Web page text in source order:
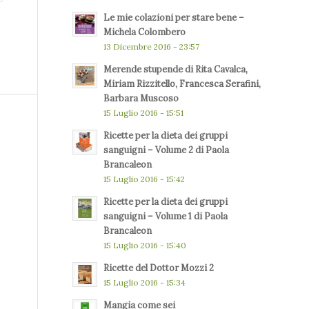
Le mie colazioni per stare bene –
Michela Colombero
13 Dicembre 2016 - 23:57
Merende stupende di Rita Cavalca,
Miriam Rizzitello, Francesca Serafini,
Barbara Muscoso
15 Luglio 2016 - 15:51
Ricette per la dieta dei gruppi
sanguigni – Volume 2 di Paola
Brancaleon
15 Luglio 2016 - 15:42
Ricette per la dieta dei gruppi
sanguigni – Volume 1 di Paola
Brancaleon
15 Luglio 2016 - 15:40
Ricette del Dottor Mozzi 2
15 Luglio 2016 - 15:34
Mangia come sei